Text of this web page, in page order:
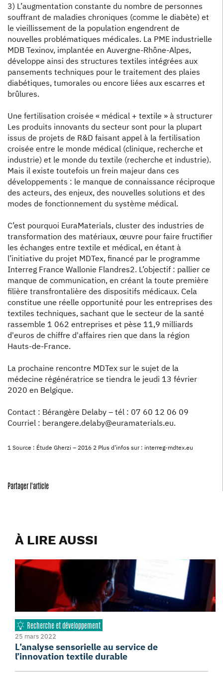
3) L’augmentation constante du nombre de personnes
souffrant de maladies chroniques (comme le diabète) et
le vieillissement de la population engendrent de
nouvelles problématiques médicales. La PME industrielle
MDB Texinov, implantée en Auvergne-Rhône-Alpes,
développe ainsi des structures textiles intégrées aux
pansements techniques pour le traitement des plaies
diabétiques, tumorales ou encore liées aux escarres et
brûlures.
Une fertilisation croisée « médical + textile » à structurer
Les produits innovants du secteur sont pour la plupart
issus de projets de R&D faisant appel à la fertilisation
croisée entre le monde médical (clinique, recherche et
industrie) et le monde du textile (recherche et industrie).
Mais il existe toutefois un frein majeur dans ces
développements : le manque de connaissance réciproque
des acteurs, des enjeux, des nouvelles solutions et des
modes de fonctionnement du système médical.
C’est pourquoi EuraMaterials, cluster des industries de
transformation des matériaux, œuvre pour faire fructifier
les échanges entre textile et médical, en étant à
l’initiative du projet MDTex, financé par le programme
Interreg France Wallonie Flandres2. L’objectif : pallier ce
manque de communication, en créant la toute première
filière transfrontalière des dispositifs médicaux. Cela
constitue une réelle opportunité pour les entreprises des
textiles techniques, sachant que le secteur de la santé
rassemble 1 062 entreprises et pèse 11,9 milliards
d'euros de chiffre d'affaires rien que dans la région
Hauts-de-France.
La prochaine rencontre MDTex sur le sujet de la
médecine régénératrice se tiendra le jeudi 13 février
2020 en Belgique.
Contact : Bérangère Delaby – tél : 07 60 12 06 09
Courriel : berangere.delaby@euramaterials.eu.
1 Source : Étude Gherzi – 2016 2 Plus d’infos sur : interreg-mdtex.eu
Partager l'article
À LIRE AUSSI
Recherche et développement
25 mars 2022
L’analyse sensorielle au service de
l’innovation textile durable